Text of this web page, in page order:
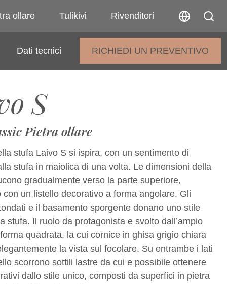
ollare Tulikivi Rivenditori
Dati tecnici RICHIEDI UN PREVENTIVO
S
Pietra ollare
stufa Laivo S si ispira, con un sentimento di
stufa in maiolica di una volta. Le dimensioni della
gradualmente verso la parte superiore,
con un listello decorativo a forma angolare. Gli
e il basamento sporgente donano uno stile
stufa. Il ruolo da protagonista e svolto dall’ampio
quadrata, la cui cornice in ghisa grigio chiara
la vista sul focolare. Su entrambe i lati
scorrono sottili lastre da cui e possibile ottenere
dallo stile unico, composti da superfici in pietra